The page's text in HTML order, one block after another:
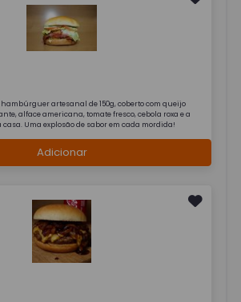
artesanal de 150g, coberto com queijo
alface americana, tomate fresco, cebola roxa e a
Uma explosão de sabor em cada mordida!
Adicionar